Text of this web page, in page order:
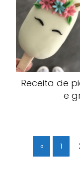
Receita de
e
« 1